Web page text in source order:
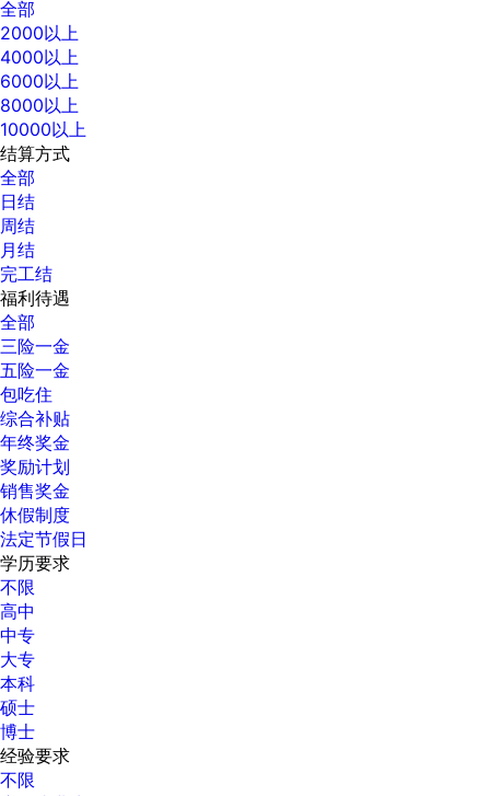
全部
2000以上
4000以上
6000以上
8000以上
10000以上
结算方式
全部
日结
周结
月结
完工结
福利待遇
全部
三险一金
五险一金
包吃住
综合补贴
年终奖金
奖励计划
销售奖金
休假制度
法定节假日
学历要求
不限
高中
中专
大专
本科
硕士
博士
经验要求
不限